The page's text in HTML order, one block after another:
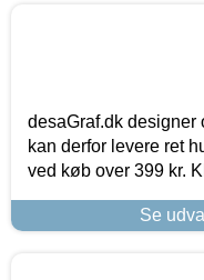
desaGraf.dk designer
kan derfor levere ret
ved køb over 399 kr.
Se